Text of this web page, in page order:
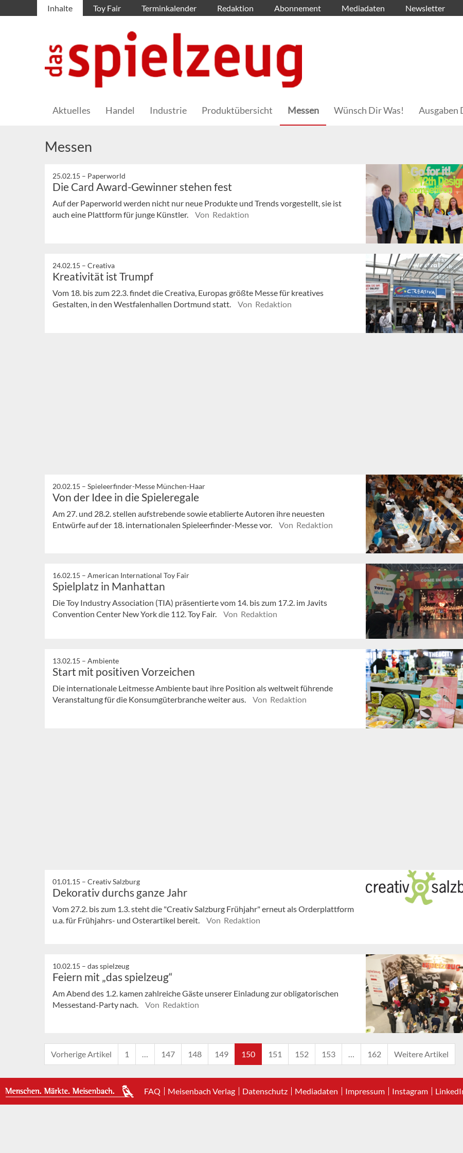
Inhalte Toy Fair Terminkalender Redaktion Abonnement Mediadaten Newsletter
Aktuelles Handel Industrie Produktübersicht Messen Wünsch Dir Was! Ausgaben
Messen
25.02.15 – Paperworld
Die Card Award-Gewinner stehen fest
Auf der Paperworld werden nicht nur neue Produkte und Trends vorgestellt, sie ist
auch eine Plattform für junge Künstler.
Von Redaktion
24.02.15 – Creativa
Kreativität ist Trumpf
Vom 18. bis zum 22.3. findet die Creativa, Europas größte Messe für kreatives
Gestalten, in den Westfalenhallen Dortmund statt.
Von Redaktion
20.02.15 – Spieleerfinder-Messe München-Haar
Von der Idee in die Spieleregale
Am 27. und 28.2. stellen aufstrebende sowie etablierte Autoren ihre neuesten
Entwürfe auf der 18. internationalen Spieleerfinder-Messe vor.
Von Redaktion
16.02.15 – American International Toy Fair
Spielplatz in Manhattan
Die Toy Industry Association (TIA) präsentierte vom 14. bis zum 17.2. im Javits
Convention Center New York die 112. Toy Fair.
Von Redaktion
13.02.15 – Ambiente
Start mit positiven Vorzeichen
Die internationale Leitmesse Ambiente baut ihre Position als weltweit führende
Veranstaltung für die Konsumgüterbranche weiter aus.
Von Redaktion
01.01.15 – Creativ Salzburg
Dekorativ durchs ganze Jahr
Vom 27.2. bis zum 1.3. steht die "Creativ Salzburg Frühjahr" erneut als Orderplattform
u.a. für Frühjahrs- und Osterartikel bereit.
Von Redaktion
10.02.15 – das spielzeug
Feiern mit „das spielzeug“
Am Abend des 1.2. kamen zahlreiche Gäste unserer Einladung zur obligatorischen
Messestand-Party nach.
Von Redaktion
Vorherige Artikel 1 … 147 148 149 150 151 152 153 … 162 Weitere Artikel
FAQ Meisenbach Verlag Datenschutz Mediadaten Impressum Instagram